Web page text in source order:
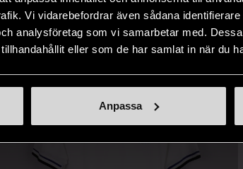
Vi vidarebefordrar även sådana
analysföretag som vi samarbetar med.
eller som de har samlat in när du
Anpassa
Hitta produkter som påminner om